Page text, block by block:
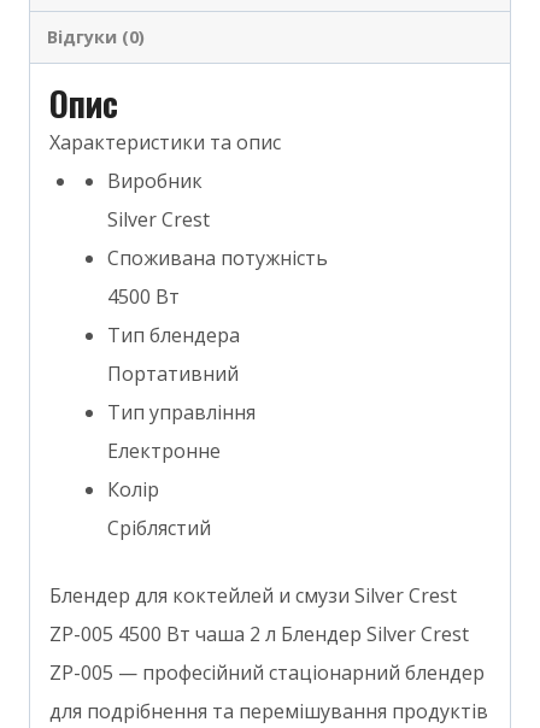
Відгуки (0)
Опис
Характеристики та опис
Виробник
Silver Crest
Споживана потужність
4500 Вт
Тип блендера
Портативний
Тип управління
Електронне
Колір
Сріблястий
Блендер для коктейлей и смузи Silver Crest
ZP-005 4500 Вт чаша 2 л Блендер Silver Crest
ZP-005 — професійний стаціонарний блендер
для подрібнення та перемішування продуктів